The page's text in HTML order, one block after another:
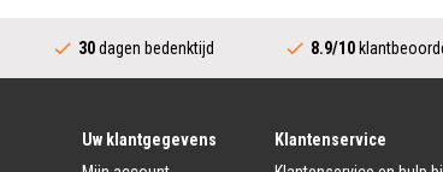
Fietssloten
Ringslot
Beugelslot
30dagen bedenktijd 8.9/10
Uw klantgegevens
Klantenservice